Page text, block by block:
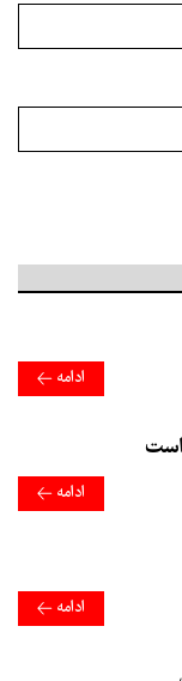
ادامه
است
ادامه
ادامه